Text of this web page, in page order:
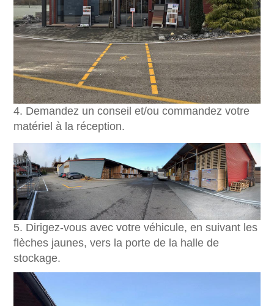
4. Demandez un conseil et/ou commandez votre
matériel à la réception.
5. Dirigez-vous avec votre véhicule, en suivant les
flèches jaunes, vers la porte de la halle de
stockage.